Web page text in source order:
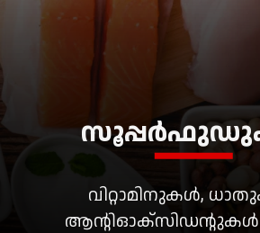
വിറ്റാമിനുകൾ,
ആന്റിഓക്‌സിഡന്റുകൾ